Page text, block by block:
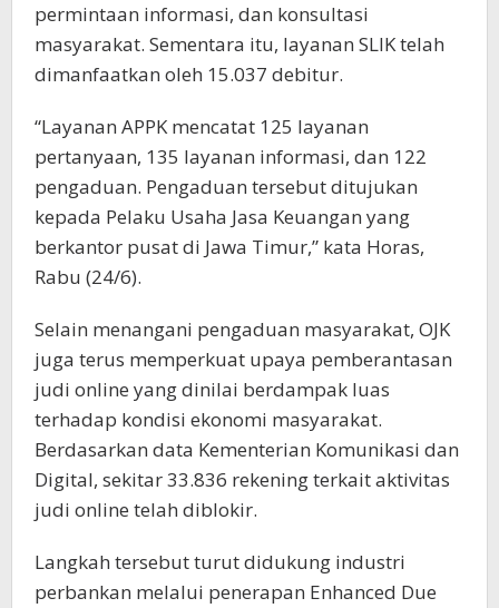
permintaan informasi, dan konsultasi
masyarakat. Sementara itu, layanan SLIK telah
dimanfaatkan oleh 15.037 debitur.
“Layanan APPK mencatat 125 layanan
pertanyaan, 135 layanan informasi, dan 122
pengaduan. Pengaduan tersebut ditujukan
kepada Pelaku Usaha Jasa Keuangan yang
berkantor pusat di Jawa Timur,” kata Horas,
Rabu (24/6).
Selain menangani pengaduan masyarakat, OJK
juga terus memperkuat upaya pemberantasan
judi online yang dinilai berdampak luas
terhadap kondisi ekonomi masyarakat.
Berdasarkan data Kementerian Komunikasi dan
Digital, sekitar 33.836 rekening terkait aktivitas
judi online telah diblokir.
Langkah tersebut turut didukung industri
perbankan melalui penerapan Enhanced Due